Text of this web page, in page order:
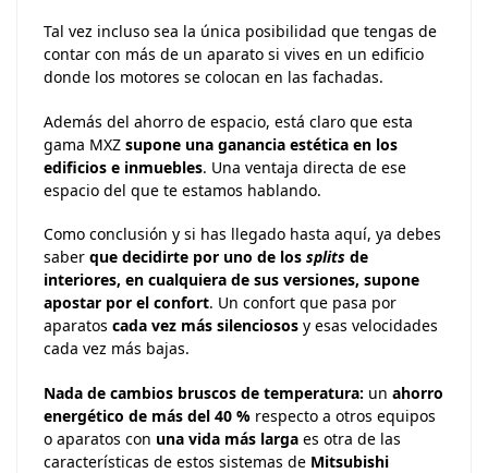
Tal vez incluso sea la única posibilidad que tengas de
contar con más de un aparato si vives en un edificio
donde los motores se colocan en las fachadas.
Además del ahorro de espacio, está claro que esta
gama MXZ supone una ganancia estética en los
edificios e inmuebles. Una ventaja directa de ese
espacio del que te estamos hablando.
Como conclusión y si has llegado hasta aquí, ya debes
saber que decidirte por uno de los splits de
interiores, en cualquiera de sus versiones, supone
apostar por el confort. Un confort que pasa por
aparatos cada vez más silenciosos y esas velocidades
cada vez más bajas.
Nada de cambios bruscos de temperatura: un ahorro
energético de más del 40 % respecto a otros equipos
o aparatos con una vida más larga es otra de las
características de estos sistemas de Mitsubishi